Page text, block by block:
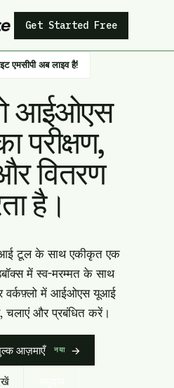
Get Started Free
एमसीपी अब लाइव है!
आईओएस
परीक्षण,
वितरण
है।
टूल के साथ एकीकृत एक
में स्व-मरम्मत के साथ
वर्कफ़्लो में आईओएस यूआई
चलाएं और प्रबंधित करें।
आज़माएँ नया →